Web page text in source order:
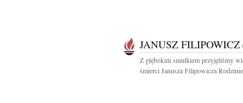
JANUSZ FILIPOWICZ
Z głębokim smutkiem przyjęliśmy
śmierci Janusza Filipowicza